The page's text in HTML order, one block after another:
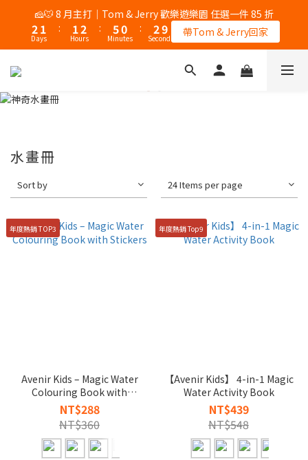
🧀🐭 8 月主打｜Tom & Jerry 歡樂遊樂園 任選一件 85 折
3
2
1
2
1
0
Days
:
2
1
0
3
2
1
Hours
:
6
5
4
1
0
Minutes
:
3
2
1
9
8
Seconds 帶Tom & Jerry回家
水畫冊
Sort by 24 Items per page
年度熱銷 TOP3
Avenir Kids – Magic Water
Colouring Book with
Stickers
NT$288
NT$360
年度熱銷 Top9
【Avenir Kids】 4-in-1 Magic
Water Activity Book
NT$439
NT$548